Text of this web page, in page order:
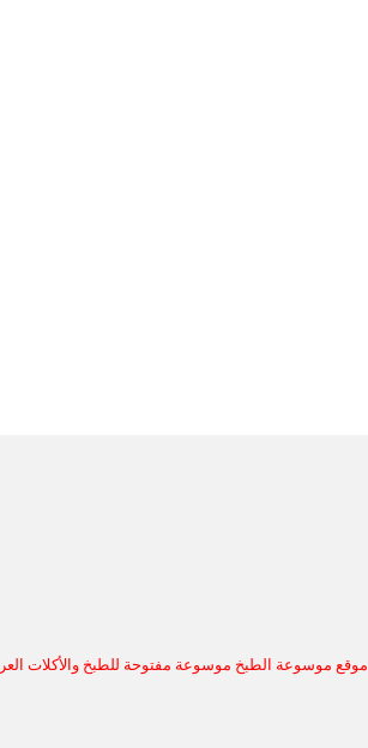
موقع موسوعة الطبخ موسوعة مفتوحة للطبخ والأكلات